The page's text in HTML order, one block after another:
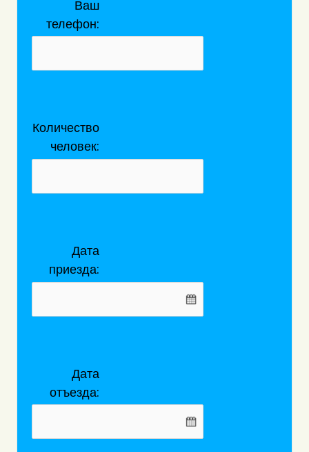
Ваш
телефон:
Количество
человек:
Дата
приезда:
Дата
отъезда: